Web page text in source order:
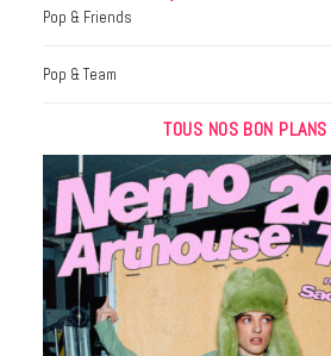
Pop & Friends
Pop & Team
TOUS NOS BON PLANS